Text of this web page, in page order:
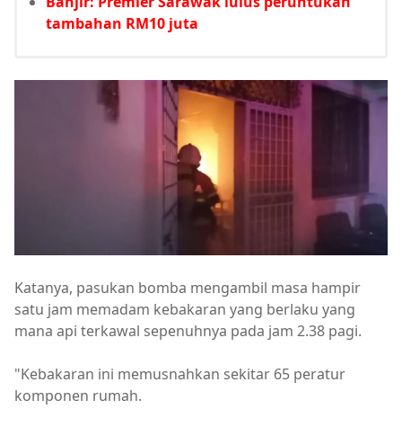
tambahan RM10 juta
Katanya, pasukan bomba mengambil masa hampir
satu jam memadam kebakaran yang berlaku yang
mana api terkawal sepenuhnya pada jam 2.38 pagi.
"Kebakaran ini memusnahkan sekitar 65 peratur
komponen rumah.